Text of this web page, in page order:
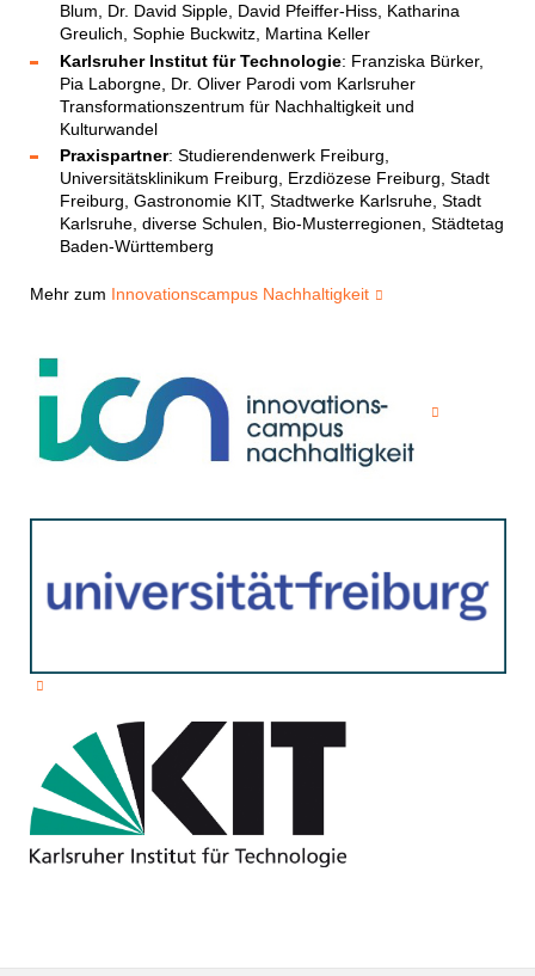
Blum, Dr. David Sipple, David Pfeiffer-Hiss, Katharina
Greulich, Sophie Buckwitz, Martina Keller
Karlsruher Institut für Technologie: Franziska Bürker,
Pia Laborgne, Dr. Oliver Parodi vom Karlsruher
Transformationszentrum für Nachhaltigkeit und
Kulturwandel
Praxispartner: Studierendenwerk Freiburg,
Universitätsklinikum Freiburg, Erzdiözese Freiburg, Stadt
Freiburg, Gastronomie KIT, Stadtwerke Karlsruhe, Stadt
Karlsruhe, diverse Schulen, Bio-Musterregionen, Städtetag
Baden-Württemberg
Mehr zum Innovationscampus Nachhaltigkeit